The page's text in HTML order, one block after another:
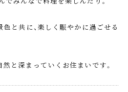
色と共に、楽しく賑やかに過ごせる
然と深まっていくお住まいです。